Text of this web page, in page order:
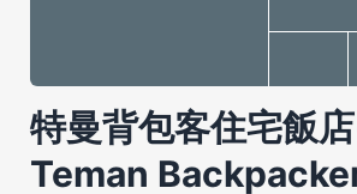
特曼背包客住宅飯
Teman